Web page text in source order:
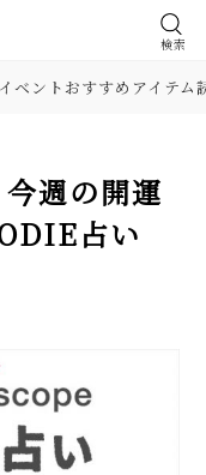
検索
ベントおすすめアイテム
今週の開運
占い